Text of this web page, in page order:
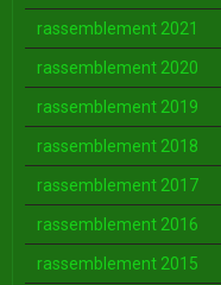
rassemblement 2021
rassemblement 2020
rassemblement 2019
rassemblement 2018
rassemblement 2017
rassemblement 2016
rassemblement 2015